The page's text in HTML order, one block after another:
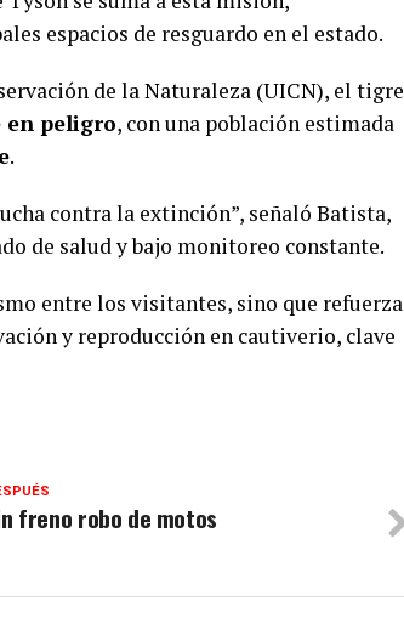
espacios de resguardo en el estado.
de la Naturaleza (UICN), el tigre
en peligro, con una población estimada
.
contra la extinción”, señaló Batista,
de salud y bajo monitoreo constante.
entre los visitantes, sino que refuerza
y reproducción en cautiverio, clave
freno robo de motos